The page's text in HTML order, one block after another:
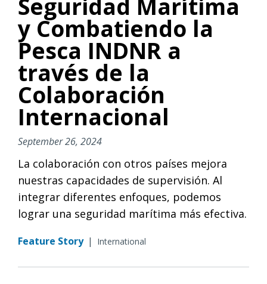
Seguridad Marítima
y Combatiendo la
Pesca INDNR a
través de la
Colaboración
Internacional
September 26, 2024
La colaboración con otros países mejora
nuestras capacidades de supervisión. Al
integrar diferentes enfoques, podemos
lograr una seguridad marítima más efectiva.
Feature Story | International